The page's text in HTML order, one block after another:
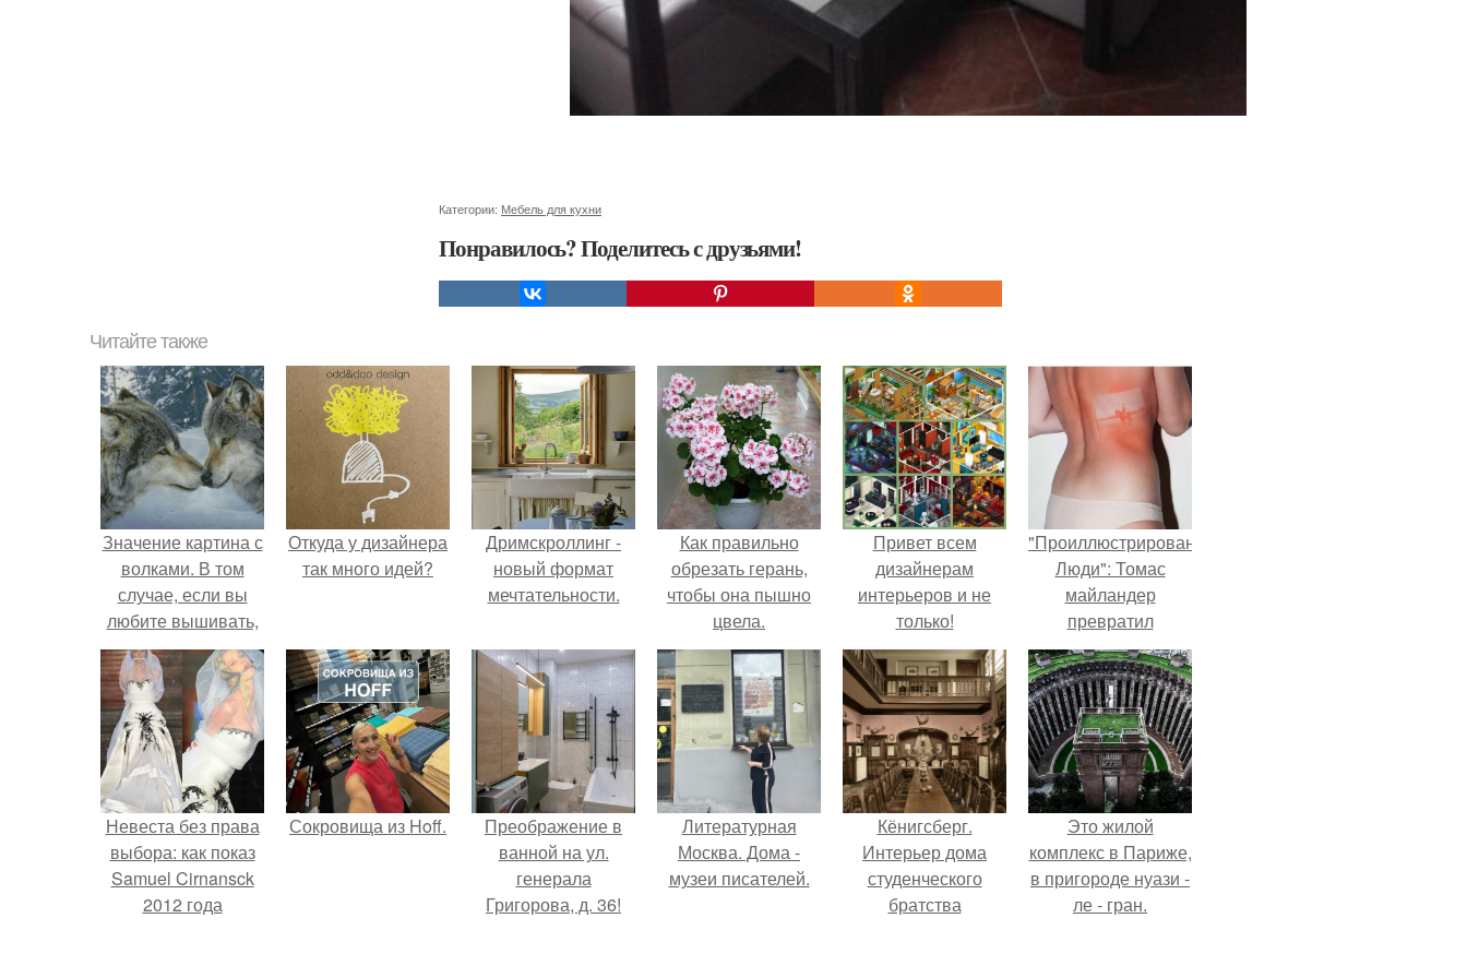
Категории: Мебель для кухни
Понравилось? Поделитесь с друзьями!
Читайте также
Значение картина с
волками. В том
случае, если вы
любите вышивать,
то наверняка
задумывались о
том, что означает та
или иная вышитая
вами картина.
Откуда у дизайнера
так много идей?
Дримскроллинг -
новый формат
мечтательности.
Как правильно
обрезать герань,
чтобы она пышно
цвела.
Привет всем
дизайнерам
интерьеров и не
только!
"Проиллюстрированные
Люди": Томас
майландер
превратил
солнечные ожоги в
арт - объект.
Невеста без права
выбора: как показ
Samuel Cirnansck
2012 года
Сокровища из Hoff.
Преображение в
ванной на ул.
генерала
Григорова, д. 36!
Литературная
Москва. Дома -
музеи писателей.
Кёнигсберг.
Интерьер дома
студенческого
братства
Это жилой
комплекс в Париже,
в пригороде нуази -
ле - гран.